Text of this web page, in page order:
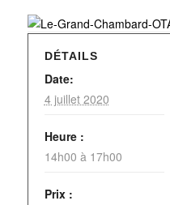
DÉTAILS
Date:
4 juillet 2020
Heure :
14h00 à 17h00
Prix :